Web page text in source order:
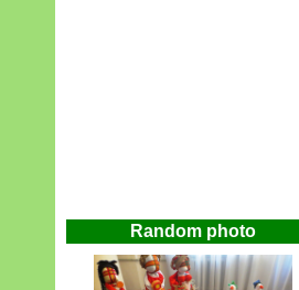
Random photo